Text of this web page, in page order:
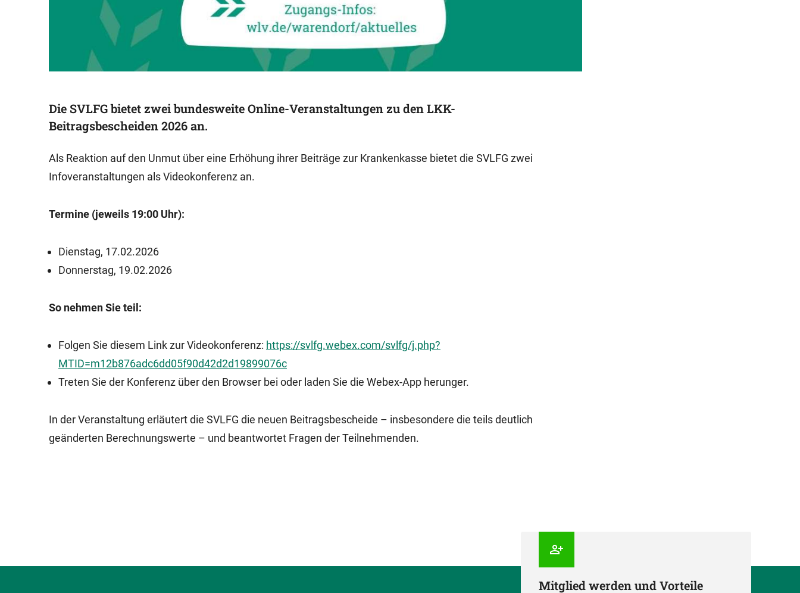
Die SVLFG bietet zwei bundesweite Online-Veranstaltungen zu den LKK-
Beitragsbescheiden 2026 an.
Als Reaktion auf den Unmut über eine Erhöhung ihrer Beiträge zur Krankenkasse bietet die SVLFG zwei
Infoveranstaltungen als Videokonferenz an.
Termine (jeweils 19:00 Uhr):
Dienstag, 17.02.2026
Donnerstag, 19.02.2026
So nehmen Sie teil:
Folgen Sie diesem Link zur Videokonferenz: https://svlfg.webex.com/svlfg/j.php?
MTID=m12b876adc6dd05f90d42d2d19899076c
Treten Sie der Konferenz über den Browser bei oder laden Sie die Webex-App herunger.
In der Veranstaltung erläutert die SVLFG die neuen Beitragsbescheide – insbesondere die teils deutlich
geänderten Berechnungswerte – und beantwortet Fragen der Teilnehmenden.
Mitglied werden und Vorteile